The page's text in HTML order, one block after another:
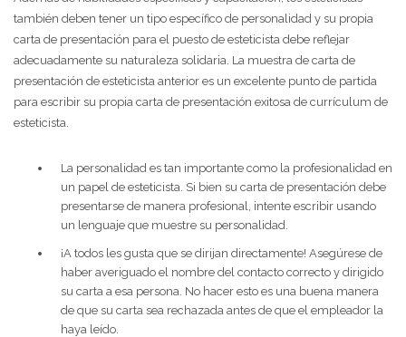
también deben tener un tipo específico de personalidad y su propia
carta de presentación para el puesto de esteticista debe reflejar
adecuadamente su naturaleza solidaria. La muestra de carta de
presentación de esteticista anterior es un excelente punto de partida
para escribir su propia carta de presentación exitosa de currículum de
esteticista.
La personalidad es tan importante como la profesionalidad en
un papel de esteticista. Si bien su carta de presentación debe
presentarse de manera profesional, intente escribir usando
un lenguaje que muestre su personalidad.
¡A todos les gusta que se dirijan directamente! Asegúrese de
haber averiguado el nombre del contacto correcto y dirigido
su carta a esa persona. No hacer esto es una buena manera
de que su carta sea rechazada antes de que el empleador la
haya leído.